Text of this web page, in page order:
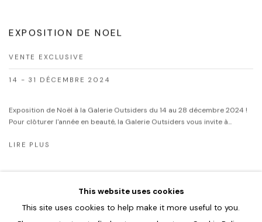
EXPOSITION DE NOEL
VENTE EXCLUSIVE
14 - 31 DÉCEMBRE 2024
Exposition de Noël à la Galerie Outsiders du 14 au 28 décembre 2024 !
Pour clôturer l'année en beauté, la Galerie Outsiders vous invite à...
LIRE PLUS
This website uses cookies
This site uses cookies to help make it more useful to you.